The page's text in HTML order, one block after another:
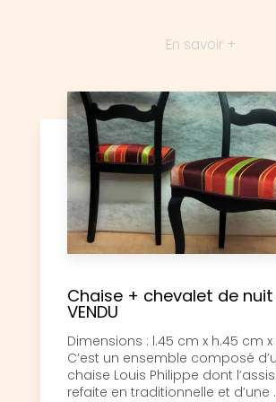
En savoir +
Chaise + chevalet de
VENDU
Dimensions : l.45 cm x h.45 cm
C’est un ensemble composé
chaise Louis Philippe dont
refaite en traditionnelle et d’une